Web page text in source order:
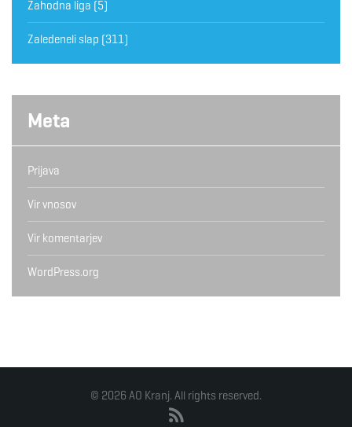
Zahodna liga (5)
Zaledeneli slap (311)
Meta
Prijava
Vir vnosov
Vir komentarjev
WordPress.org
© 2026 AO Kranj. All rights reserved.